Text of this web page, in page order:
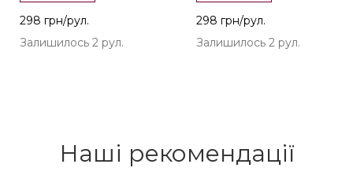
298 грн/рул.
Залишилось 2 рул.
298 грн/рул.
Залишилось 2 рул.
Наші рекомендації